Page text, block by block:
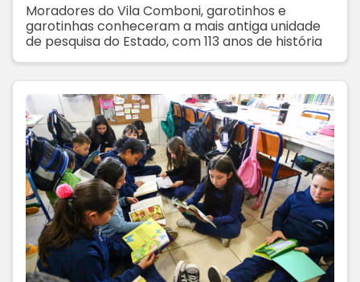
Moradores do Vila Comboni, garotinhos e
garotinhas conheceram a mais antiga unidade
de pesquisa do Estado, com 113 anos de história